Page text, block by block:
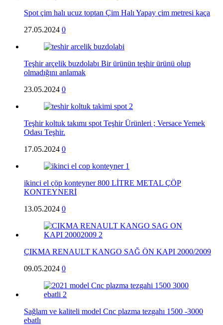
Spot çim halı ucuz toptan Çim Halı Yapay çim metresi kaça
27.05.2024 0
Teşhir arçelik buzdolabı Bir ürünün teşhir ürünü olup
olmadığını anlamak
23.05.2024 0
Teşhir koltuk takımı spot Teşhir Ürünleri ; Versace Yemek
Odası Teşhir.
17.05.2024 0
ikinci el çöp konteyner 800 LİTRE METAL ÇÖP
KONTEYNERİ
13.05.2024 0
ÇIKMA RENAULT KANGO SAĞ ÖN KAPI 2000/2009
09.05.2024 0
Sağlam ve kaliteli model Cnc plazma tezgahı 1500 -3000
ebatlı